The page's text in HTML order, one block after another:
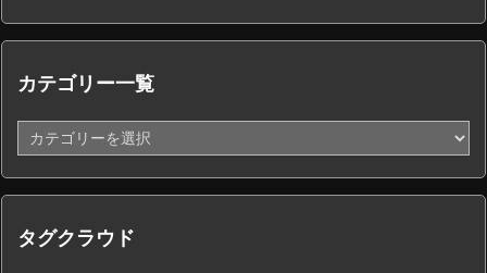
カテゴリー一覧
テ
ゴ
リ
一
タグクラウド